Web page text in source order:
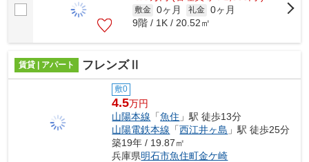
敷金 0ヶ月 礼金 0ヶ月
9階 / 1K / 20.52㎡
賃貸 | アパート フレンズⅡ
敷0
4.5万円
山陽本線 「魚住 」駅 徒歩13分
山陽電鉄本線 「西江井ヶ島 」駅 徒歩25分
築19年 / 19.87㎡
兵庫県明石市魚住町金ケ崎